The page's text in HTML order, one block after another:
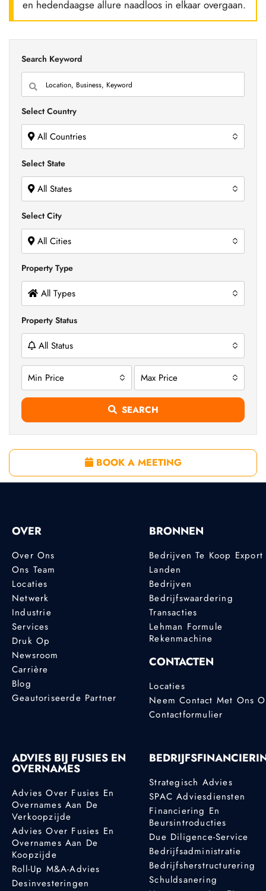
en hedendaagse allure naadloos in elkaar overgaan.
Search Keyword
Select Country
All Countries
Select State
All States
Select City
All Cities
Property Type
All Types
Property Status
All Status
Min Price Max Price
SEARCH
BOOK A MEETING
OVER
Over Ons
Ons Team
Locaties
Netwerk
Industrie
Services
Druk Op
Newsroom
Carrière
Blog
Geautoriseerde Partner
BRONNEN
Bedrijven Te Koop Export
Landen
Bedrijven
Bedrijfswaardering
Transacties
Lehman Formule
Rekenmachine
CONTACTEN
Locaties
Neem Contact Met Ons
Contactformulier
ADVIES BIJ FUSIES EN
OVERNAMES
Advies Over Fusies En
Overnames Aan De
Verkoopzijde
Advies Over Fusies En
Overnames Aan De
Koopzijde
Roll-Up M&A-Advies
Desinvesteringen
Strategisch Advies
SPAC Adviesdiensten
Financiering En
Beursintroducties
Due Diligence-Service
Bedrijfsadministratie
Bedrijfsherstructurering
Schuldsanering